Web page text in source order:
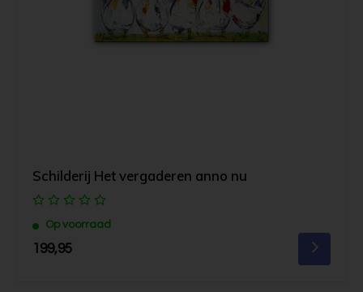
Schilderij Het vergaderen anno nu
Op voorraad
199,95